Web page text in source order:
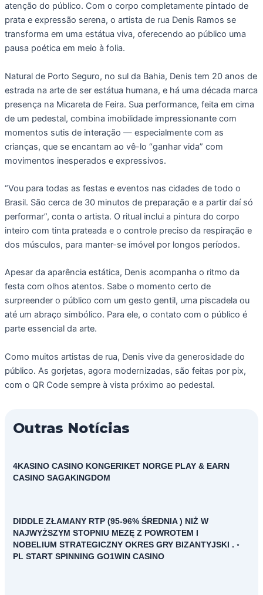
atenção do público. Com o corpo completamente pintado de
prata e expressão serena, o artista de rua Denis Ramos se
transforma em uma estátua viva, oferecendo ao público uma
pausa poética em meio à folia.
Natural de Porto Seguro, no sul da Bahia, Denis tem 20 anos de
estrada na arte de ser estátua humana, e há uma década marca
presença na Micareta de Feira. Sua performance, feita em cima
de um pedestal, combina imobilidade impressionante com
momentos sutis de interação — especialmente com as
crianças, que se encantam ao vê-lo “ganhar vida” com
movimentos inesperados e expressivos.
“Vou para todas as festas e eventos nas cidades de todo o
Brasil. São cerca de 30 minutos de preparação e a partir daí só
performar”, conta o artista. O ritual inclui a pintura do corpo
inteiro com tinta prateada e o controle preciso da respiração e
dos músculos, para manter-se imóvel por longos períodos.
Apesar da aparência estática, Denis acompanha o ritmo da
festa com olhos atentos. Sabe o momento certo de
surpreender o público com um gesto gentil, uma piscadela ou
até um abraço simbólico. Para ele, o contato com o público é
parte essencial da arte.
Como muitos artistas de rua, Denis vive da generosidade do
público. As gorjetas, agora modernizadas, são feitas por pix,
com o QR Code sempre à vista próximo ao pedestal.
Outras Notícias
4KASINO CASINO KONGERIKET NORGE PLAY & EARN
CASINO SAGAKINGDOM
DIDDLE ZŁAMANY RTP (95-96% ŚREDNIA ) NIŻ W
NAJWYŻSZYM STOPNIU MEZĘ Z POWROTEM I
NOBELIUM STRATEGICZNY OKRES GRY BIZANTYJSKI . ◦
PL START SPINNING GO1WIN CASINO